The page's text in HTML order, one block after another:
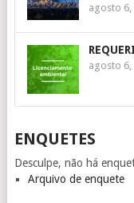
agosto 6,
agosto 6,
ENQUETES
Desculpe, não há
Arquivo de enquete